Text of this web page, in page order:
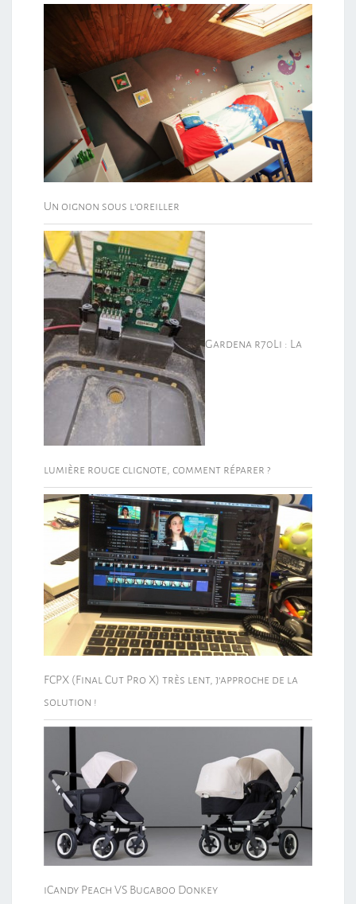
Un oignon sous l’oreiller
Gardena r70Li : La
lumière rouge clignote, comment réparer ?
FCPX (Final Cut Pro X) très lent, j’approche de la
solution !
iCandy Peach VS Bugaboo Donkey